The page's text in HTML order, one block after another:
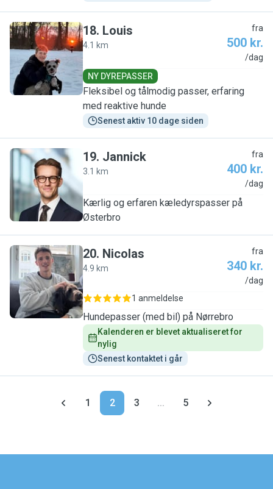
L
18. Louis
4.1 km
fra
500 kr.
/dag
NY DYREPASSER
Fleksibel og tålmodig passer, erfaring
med reaktive hunde
Senest aktiv 10 dage siden
J
19. Jannick
3.1 km
fra
400 kr.
/dag
Kærlig og erfaren kæledyrspasser på
Østerbro
N
20. Nicolas
4.9 km
fra
340 kr.
/dag
1 anmeldelse
Hundepasser (med bil) på Nørrebro
Kalenderen er blevet aktualiseret for
nylig
Senest kontaktet i går
1 2 3 ... 5